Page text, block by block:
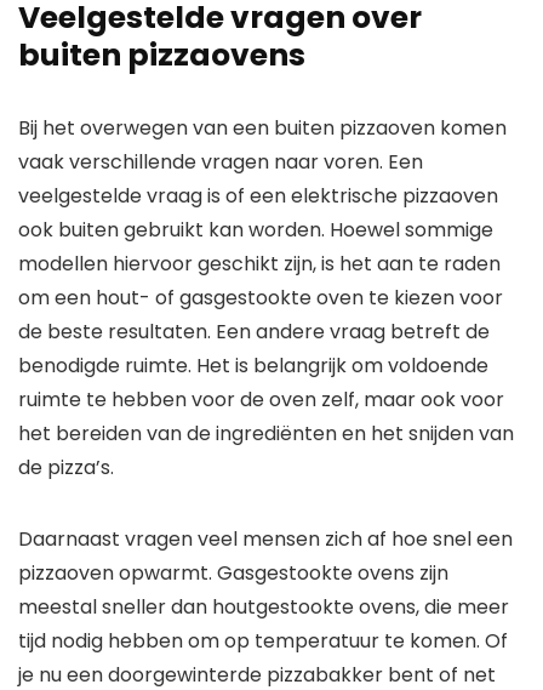
Veelgestelde vragen over
buiten pizzaovens
Bij het overwegen van een buiten pizzaoven komen
vaak verschillende vragen naar voren. Een
veelgestelde vraag is of een elektrische pizzaoven
ook buiten gebruikt kan worden. Hoewel sommige
modellen hiervoor geschikt zijn, is het aan te raden
om een hout- of gasgestookte oven te kiezen voor
de beste resultaten. Een andere vraag betreft de
benodigde ruimte. Het is belangrijk om voldoende
ruimte te hebben voor de oven zelf, maar ook voor
het bereiden van de ingrediënten en het snijden van
de pizza’s.
Daarnaast vragen veel mensen zich af hoe snel een
pizzaoven opwarmt. Gasgestookte ovens zijn
meestal sneller dan houtgestookte ovens, die meer
tijd nodig hebben om op temperatuur te komen. Of
je nu een doorgewinterde pizzabakker bent of net